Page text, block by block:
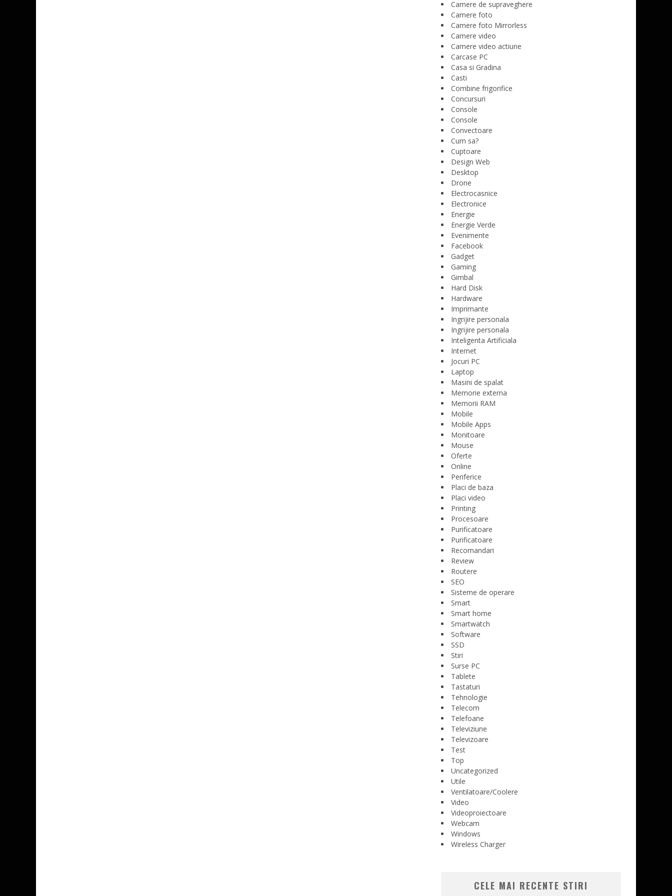
Camere de supraveghere
Camere foto
Camere foto Mirrorless
Camere video
Camere video actiune
Carcase PC
Casa si Gradina
Casti
Combine frigorifice
Concursuri
Console
Console
Convectoare
Cum sa?
Cuptoare
Design Web
Desktop
Drone
Electrocasnice
Electronice
Energie
Energie Verde
Evenimente
Facebook
Gadget
Gaming
Gimbal
Hard Disk
Hardware
Imprimante
Ingrijire personala
Ingrijire personala
Inteligenta Artificiala
Internet
Jocuri PC
Laptop
Masini de spalat
Memorie externa
Memorii RAM
Mobile
Mobile Apps
Monitoare
Mouse
Oferte
Online
Periferice
Placi de baza
Placi video
Printing
Procesoare
Purificatoare
Purificatoare
Recomandari
Review
Routere
SEO
Sisteme de operare
Smart
Smart home
Smartwatch
Software
SSD
Stiri
Surse PC
Tablete
Tastaturi
Tehnologie
Telecom
Telefoane
Televiziune
Televizoare
Test
Top
Uncategorized
Utile
Ventilatoare/Coolere
Video
Videoproiectoare
Webcam
Windows
Wireless Charger
CELE MAI RECENTE STIRI